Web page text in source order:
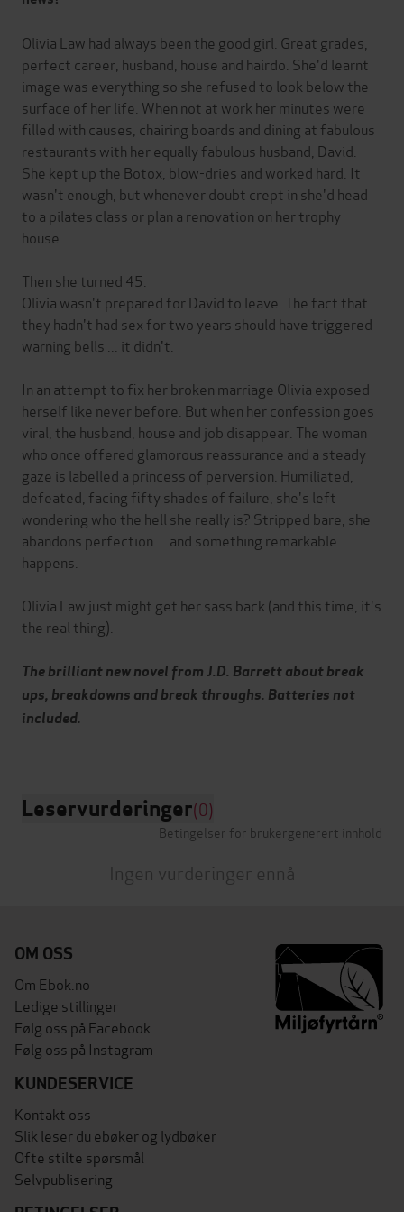
Olivia Law had always been the good girl. Great grades,
perfect career, husband, house and hairdo. She'd learnt
image was everything so she refused to look below the
surface of her life. When not at work her minutes were
filled with causes, chairing boards and dining at fabulous
restaurants with her equally fabulous husband, David.
She kept up the Botox, blow-dries and worked hard. It
wasn't enough, but whenever doubt crept in she'd head
to a pilates class or plan a renovation on her trophy
house.
Then she turned 45.
Olivia wasn't prepared for David to leave. The fact that
they hadn't had sex for two years should have triggered
warning bells ... it didn't.
In an attempt to fix her broken marriage Olivia exposed
herself like never before. But when her confession goes
viral, the husband, house and job disappear. The woman
who once offered glamorous reassurance and a steady
gaze is labelled a princess of perversion. Humiliated,
defeated, facing fifty shades of failure, she's left
wondering who the hell she really is? Stripped bare, she
abandons perfection ... and something remarkable
happens.
Olivia Law just might get her sass back (and this time, it's
the real thing).
The brilliant new novel from J.D. Barrett about break
ups, breakdowns and break throughs. Batteries not
included.
Leservurderinger(0)
Betingelser for brukergenerert innhold
Ingen vurderinger ennå
OM OSS
Om Ebok.no
Ledige stillinger
Følg oss på Facebook
Følg oss på Instagram
KUNDESERVICE
Kontakt oss
Slik leser du ebøker og lydbøker
Ofte stilte spørsmål
Selvpublisering